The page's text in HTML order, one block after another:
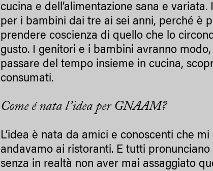
cucina e dell’alimentazione sana e
per i bambini dai tre ai sei anni, perché è
prendere coscienza di quello che lo
gusto. I genitori e i bambini avranno
passare del tempo insieme in cucina,
consumati.
Come é nata l’idea per GNAAM?
L’idea è nata da amici e conoscenti che
andavamo ai ristoranti. E tutti pronunciano
senza in realtà non aver mai assaggiato